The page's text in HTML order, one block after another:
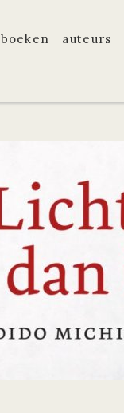
boeken auteurs